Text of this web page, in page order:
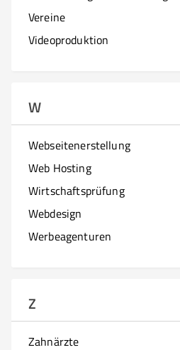
Vereine
Videoproduktion
W
Webseitenerstellung
Web Hosting
Wirtschaftsprüfung
Webdesign
Werbeagenturen
Z
Zahnärzte